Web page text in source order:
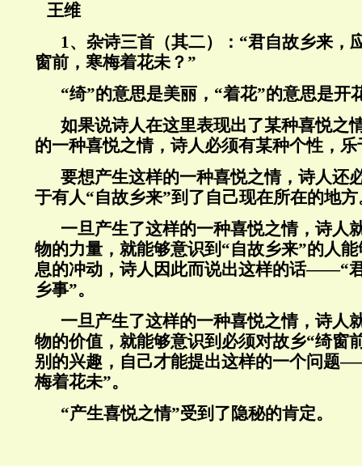
王维
1、杂诗三首（其二）：“君自故乡来，
窗前，寒梅着花未？”
“绮”的意思是美丽，“着花”的意思是开
如果说诗人在这里表现出了某种喜悦之
的一种喜悦之情，诗人必须有某种个性，
要想产生这样的一种喜悦之情，诗人还
于有人“自故乡来”到了自己现在所在的地方
一旦产生了这样的一种喜悦之情，诗人
物的力量，就能够意识到“自故乡来”的人
息的冲动，诗人因此而说出这样的话——“
乡事”。
一旦产生了这样的一种喜悦之情，诗人
物的价值，就能够意识到必须对故乡“绮窗
别的兴趣，自己才能提出这样的一个问题
梅着花未”。
“产生喜悦之情”受到了隐秘的肯定。